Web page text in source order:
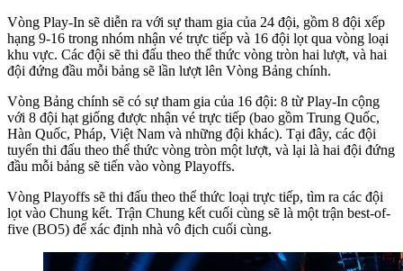
Vòng Play-In sẽ diễn ra với sự tham gia của 24 đội, gồm 8 đội xếp
hạng 9-16 trong nhóm nhận vé trực tiếp và 16 đội lọt qua vòng loại
khu vực. Các đội sẽ thi đấu theo thể thức vòng tròn hai lượt, và hai
đội đứng đầu mỗi bảng sẽ lần lượt lên Vòng Bảng chính.
Vòng Bảng chính sẽ có sự tham gia của 16 đội: 8 từ Play-In cộng
với 8 đội hạt giống được nhận vé trực tiếp (bao gồm Trung Quốc,
Hàn Quốc, Pháp, Việt Nam và những đội khác). Tại đây, các đội
tuyển thi đấu theo thể thức vòng tròn một lượt, và lại là hai đội đứng
đầu mỗi bảng sẽ tiến vào vòng Playoffs.
Vòng Playoffs sẽ thi đấu theo thể thức loại trực tiếp, tìm ra các đội
lọt vào Chung kết. Trận Chung kết cuối cùng sẽ là một trận best-of-
five (BO5) để xác định nhà vô địch cuối cùng.